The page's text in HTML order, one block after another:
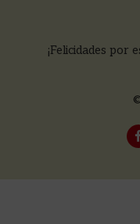
¡Felicidades por